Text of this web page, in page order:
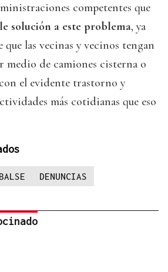
competentes que
solución a este problema, ya
que las vecinas y vecinos tengan
medio de camiones cisterna o
el evidente trastorno y
más cotidianas que eso
DENUNCIAS